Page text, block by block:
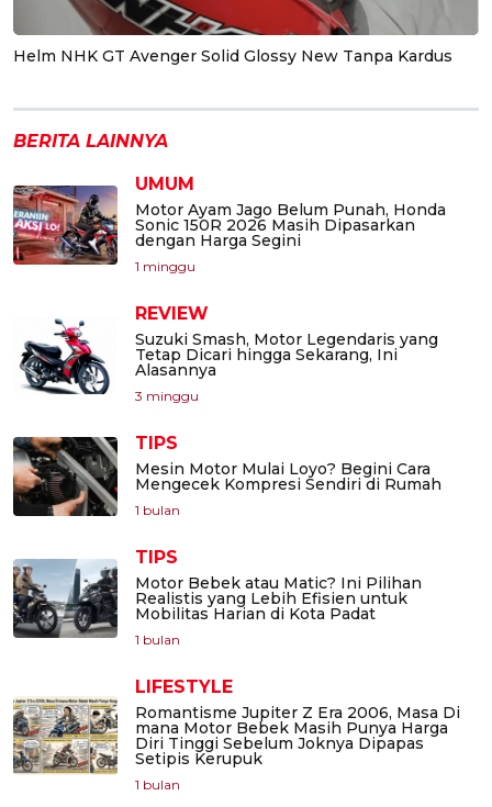
Helm NHK GT Avenger Solid Glossy New Tanpa Kardus
BERITA LAINNYA
UMUM
Motor Ayam Jago Belum Punah, Honda
Sonic 150R 2026 Masih Dipasarkan
dengan Harga Segini
1 minggu
REVIEW
Suzuki Smash, Motor Legendaris yang
Tetap Dicari hingga Sekarang, Ini
Alasannya
3 minggu
TIPS
Mesin Motor Mulai Loyo? Begini Cara
Mengecek Kompresi Sendiri di Rumah
1 bulan
TIPS
Motor Bebek atau Matic? Ini Pilihan
Realistis yang Lebih Efisien untuk
Mobilitas Harian di Kota Padat
1 bulan
LIFESTYLE
Romantisme Jupiter Z Era 2006, Masa Di
mana Motor Bebek Masih Punya Harga
Diri Tinggi Sebelum Joknya Dipapas
Setipis Kerupuk
1 bulan